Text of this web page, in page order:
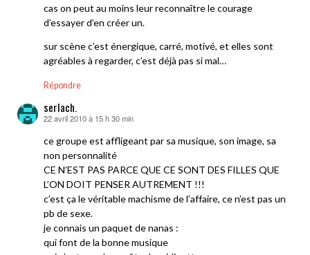
cas on peut au moins leur reconnaître le courage
d’essayer d’en créer un.
sur scène c’est énergique, carré, motivé, et elles sont
agréables à regarder, c’est déjà pas si mal…
Répondre
serlach.
dit :
22 avril 2010 à 15 h 30 min
ce groupe est affligeant par sa musique, son image, sa
non personnalité
CE N’EST PAS PARCE QUE CE SONT DES FILLES QUE
L’ON DOIT PENSER AUTREMENT !!!
c’est ça le véritable machisme de l’affaire, ce n’est pas un
pb de sexe.
je connais un paquet de nanas :
qui font de la bonne musique